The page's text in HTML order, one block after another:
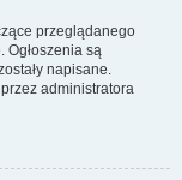
przeglądanego
Ogłoszenia są
napisane.
administratora